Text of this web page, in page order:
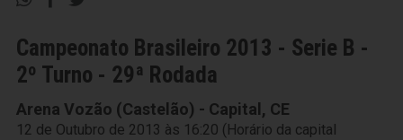
Campeonato Brasileiro 2013 - Serie B -
2º Turno - 29ª Rodada
Arena Vozão (Castelão) - Capital, CE
12 de Outubro de 2013 às 16:20 (Horário da capital